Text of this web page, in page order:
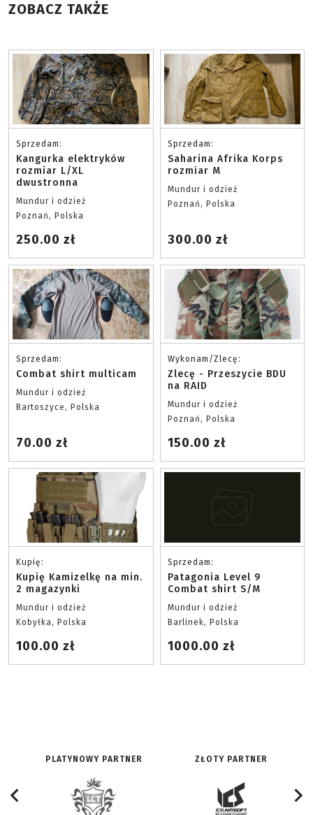
ZOBACZ TAKŻE
Sprzedam:
Kangurka elektryków
rozmiar L/XL
dwustronna
Mundur i odzież
Poznań, Polska
250.00 zł
Sprzedam:
Saharina Afrika Korps
rozmiar M
Mundur i odzież
Poznań, Polska
300.00 zł
Sprzedam:
Combat shirt multicam
Mundur i odzież
Bartoszyce, Polska
70.00 zł
Wykonam/Zlecę:
Zlecę - Przeszycie BDU
na RAID
Mundur i odzież
Poznań, Polska
150.00 zł
Kupię:
Kupię Kamizelkę na min.
2 magazynki
Mundur i odzież
Kobyłka, Polska
100.00 zł
Sprzedam:
Patagonia Level 9
Combat shirt S/M
Mundur i odzież
Barlinek, Polska
1000.00 zł
PLATYNOWY PARTNER ZŁOTY PARTNER